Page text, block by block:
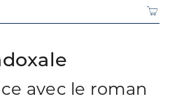
avec le roman